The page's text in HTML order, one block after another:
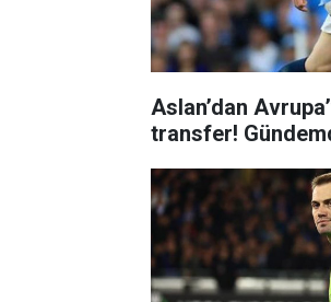
Aslan’dan
transfer!